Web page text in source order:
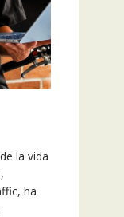
la vida
ha